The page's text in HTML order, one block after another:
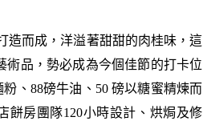
造而成，洋溢著甜甜的肉桂味，這
術品，勢必成為今個佳節的打卡位
、88磅牛油、50 磅以糖蜜精煉而
餅房團隊120小時設計、烘焗及修